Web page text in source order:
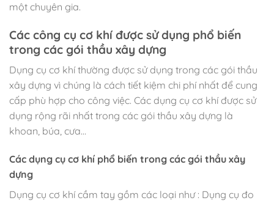
một chuyên gia.
Các công cụ cơ khí được sử dụng phổ biến
trong các gói thầu xây dựng
Dụng cụ cơ khí thường được sử dụng trong các gói thầu
xây dựng vì chúng là cách tiết kiệm chi phí nhất để cung
cấp phù hợp cho công việc. Các dụng cụ cơ khí được sử
dụng rộng rãi nhất trong các gói thầu xây dựng là
khoan, búa, cưa…
Các dụng cụ cơ khí phổ biến trong các gói thầu xây
dựng
Dụng cụ cơ khí cầm tay gồm các loại như : Dụng cụ đo